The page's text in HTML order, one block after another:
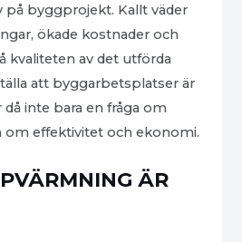
på byggprojekt. Kallt väder
ökade kostnader och
kvaliteten av det utförda
att byggarbetsplatser är
inte bara en fråga om
om effektivitet och ekonomi.
ÄR